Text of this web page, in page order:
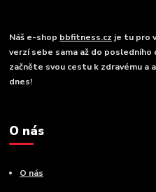
Náš e-shop bbfitness.cz je tu pro
verzí sebe sama až do
začněte svou cestu k zdravému a
dnes!
O nás
O nás